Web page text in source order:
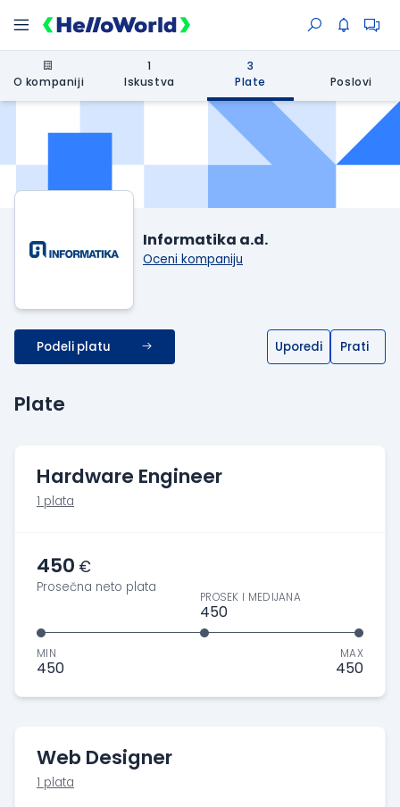
O kompaniji
1
Iskustva
3
Plate
Poslovi
Informatika a.d.
Oceni kompaniju
Podeli platu Uporedi Prati
Plate
Hardware Engineer
1 plata
450 €
Prosečna neto plata
MIN
450
PROSEK I MEDIJANA
450
MAX
450
Web Designer
1 plata